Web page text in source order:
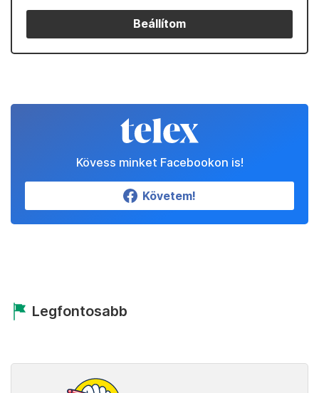
Beállítom
Kövess minket Facebookon is!
Követem!
Legfontosabb